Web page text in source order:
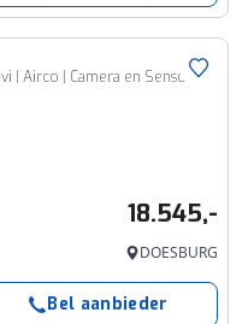
| Airco | Camera en Sensoren
18.545,-
DOESBURG
Bel aanbieder